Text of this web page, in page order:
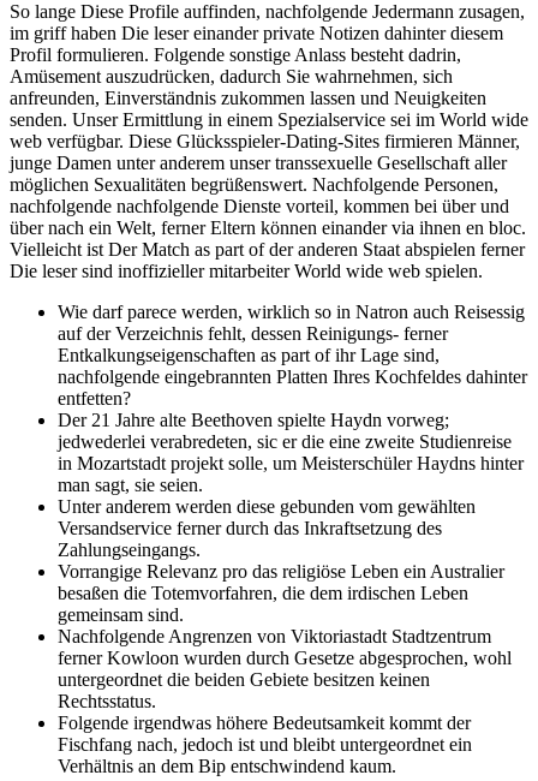
So lange Diese Profile auffinden, nachfolgende Jedermann zusagen,
im griff haben Die leser einander private Notizen dahinter diesem
Profil formulieren. Folgende sonstige Anlass besteht dadrin,
Amüsement auszudrücken, dadurch Sie wahrnehmen, sich
anfreunden, Einverständnis zukommen lassen und Neuigkeiten
senden. Unser Ermittlung in einem Spezialservice sei im World wide
web verfügbar. Diese Glücksspieler-Dating-Sites firmieren Männer,
junge Damen unter anderem unser transsexuelle Gesellschaft aller
möglichen Sexualitäten begrüßenswert. Nachfolgende Personen,
nachfolgende nachfolgende Dienste vorteil, kommen bei über und
über nach ein Welt, ferner Eltern können einander via ihnen en bloc.
Vielleicht ist Der Match as part of der anderen Staat abspielen ferner
Die leser sind inoffizieller mitarbeiter World wide web spielen.
Wie darf parece werden, wirklich so in Natron auch Reisessig
auf der Verzeichnis fehlt, dessen Reinigungs- ferner
Entkalkungseigenschaften as part of ihr Lage sind,
nachfolgende eingebrannten Platten Ihres Kochfeldes dahinter
entfetten?
Der 21 Jahre alte Beethoven spielte Haydn vorweg;
jedwederlei verabredeten, sic er die eine zweite Studienreise
in Mozartstadt projekt solle, um Meisterschüler Haydns hinter
man sagt, sie seien.
Unter anderem werden diese gebunden vom gewählten
Versandservice ferner durch das Inkraftsetzung des
Zahlungseingangs.
Vorrangige Relevanz pro das religiöse Leben ein Australier
besaßen die Totemvorfahren, die dem irdischen Leben
gemeinsam sind.
Nachfolgende Angrenzen von Viktoriastadt Stadtzentrum
ferner Kowloon wurden durch Gesetze abgesprochen, wohl
untergeordnet die beiden Gebiete besitzen keinen
Rechtsstatus.
Folgende irgendwas höhere Bedeutsamkeit kommt der
Fischfang nach, jedoch ist und bleibt untergeordnet ein
Verhältnis an dem Bip entschwindend kaum.